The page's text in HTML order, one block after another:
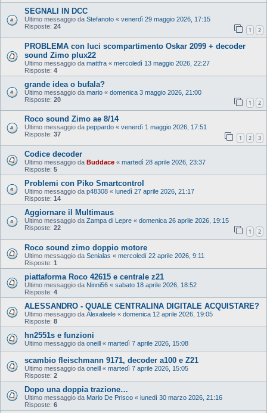
SEGNALI IN DCC
Ultimo messaggio da Stefanoto « venerdì 29 maggio 2026, 17:15
Risposte: 24 1 2
PROBLEMA con luci scompartimento Oskar 2099 + decoder
sound Zimo plux22
Ultimo messaggio da mattfra « mercoledì 13 maggio 2026, 22:27
Risposte: 4
grande idea o bufala?
Ultimo messaggio da mario « domenica 3 maggio 2026, 21:00
Risposte: 20 1 2
Roco sound Zimo ae 8/14
Ultimo messaggio da peppardo « venerdì 1 maggio 2026, 17:51
Risposte: 37 1 2 3
Codice decoder
Ultimo messaggio da Buddace « martedì 28 aprile 2026, 23:37
Risposte: 5
Problemi con Piko Smartcontrol
Ultimo messaggio da p48308 « lunedì 27 aprile 2026, 21:17
Risposte: 14
Aggiornare il Multimaus
Ultimo messaggio da Zampa di Lepre « domenica 26 aprile 2026, 19:15
Risposte: 22 1 2
Roco sound zimo doppio motore
Ultimo messaggio da Senialas « mercoledì 22 aprile 2026, 9:11
Risposte: 1
piattaforma Roco 42615 e centrale z21
Ultimo messaggio da Ninni56 « sabato 18 aprile 2026, 18:52
Risposte: 4
ALESSANDRO - QUALE CENTRALINA DIGITALE ACQUISTARE?
Ultimo messaggio da Alexaleele « domenica 12 aprile 2026, 19:05
Risposte: 8
hn2551s e funzioni
Ultimo messaggio da oneill « martedì 7 aprile 2026, 15:08
scambio fleischmann 9171, decoder a100 e Z21
Ultimo messaggio da oneill « martedì 7 aprile 2026, 15:05
Risposte: 2
Dopo una doppia trazione…
Ultimo messaggio da Mario De Prisco « lunedì 30 marzo 2026, 21:16
Risposte: 6